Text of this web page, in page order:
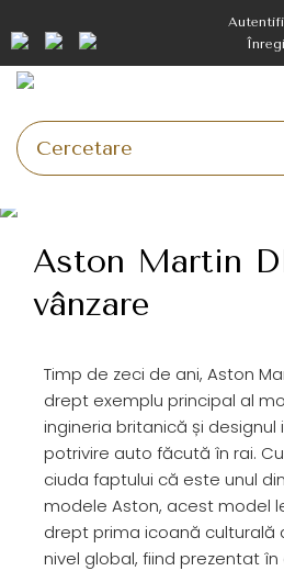
Aston Martin
vânzare
Timp de zeci de ani, Aston
drept exemplu principal al
ingineria britanică și designul
potrivire auto făcută în rai.
ciuda faptului că este unul
modele Aston, acest model
drept prima icoană culturală
nivel global, fiind prezentat